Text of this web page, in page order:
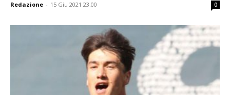
Redazione - 15 Giu 2021 23:00 0